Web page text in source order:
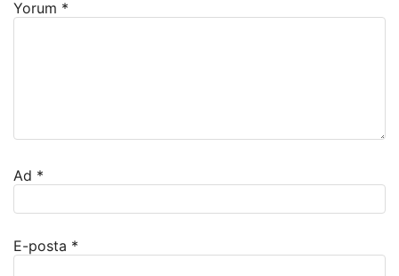
Yorum *
Ad *
E-posta *